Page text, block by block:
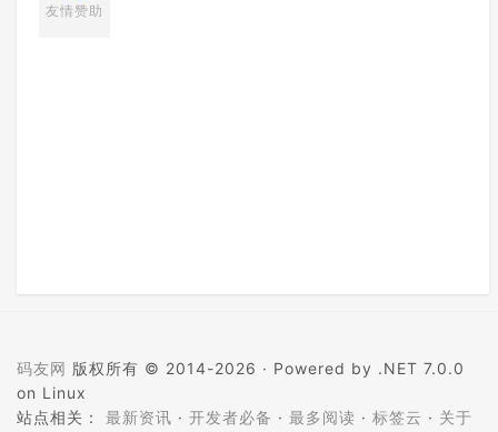
友情赞助
码友网 版权所有 © 2014-2026 · Powered by .NET 7.0.0
on Linux
站点相关： 最新资讯 · 开发者必备 · 最多阅读 · 标签云 · 关于